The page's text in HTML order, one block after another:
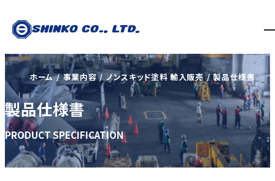
ホーム 事業内容 ノンスキッド塗料 輸入販売 製品仕様書
製品仕様書
PRODUCT SPECIFICATION